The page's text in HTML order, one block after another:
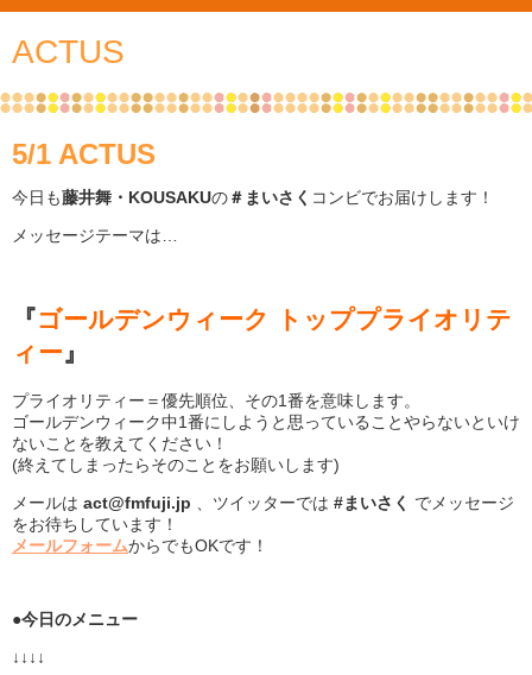
ACTUS
5/1 ACTUS
今日も藤井舞・KOUSAKUの＃まいさく コンビでお届けします！
メッセージテーマは…
『ゴールデンウィーク トッププライオリテ
ィー』
プライオリティー＝優先順位、その1番を意味します。
ゴールデンウィーク中1番にしようと思っていることやらないといけ
ないことを教えてください！
(終えてしまったらそのことをお願いします)
メールは act@fmfuji.jp 、ツイッターでは #まいさく でメッセージ
をお待ちしています！
メールフォームからでもOKです！
●今日のメニュー
↓↓↓↓